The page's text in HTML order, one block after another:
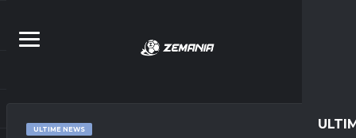
ULTIME NEWS